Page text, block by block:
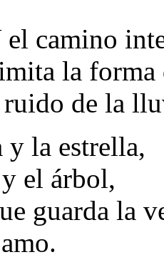
el camino
la forma
de la
y la estrella,
el árbol,
guarda la